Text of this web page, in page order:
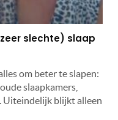
slechte) slaap
om beter te slapen:
slaapkamers,
Uiteindelijk blijkt alleen